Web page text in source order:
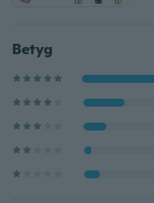
Betyg